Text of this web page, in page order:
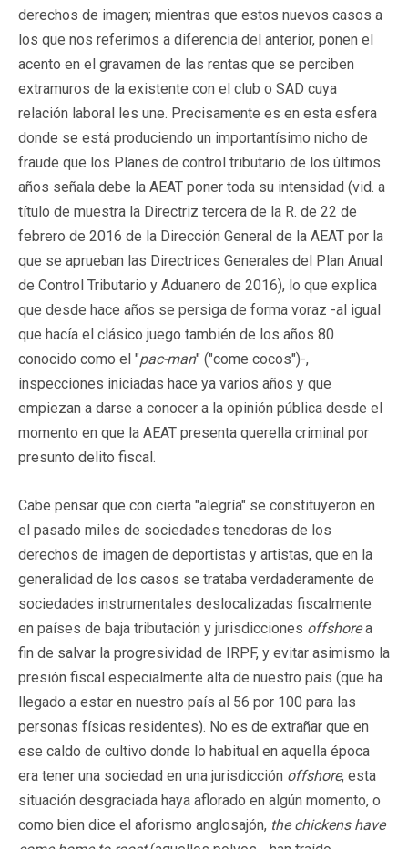
derechos de imagen; mientras que estos nuevos casos a
los que nos referimos a diferencia del anterior, ponen el
acento en el gravamen de las rentas que se perciben
extramuros de la existente con el club o SAD cuya
relación laboral les une. Precisamente es en esta esfera
donde se está produciendo un importantísimo nicho de
fraude que los Planes de control tributario de los últimos
años señala debe la AEAT poner toda su intensidad (vid. a
título de muestra la Directriz tercera de la R. de 22 de
febrero de 2016 de la Dirección General de la AEAT por la
que se aprueban las Directrices Generales del Plan Anual
de Control Tributario y Aduanero de 2016), lo que explica
que desde hace años se persiga de forma voraz -al igual
que hacía el clásico juego también de los años 80
conocido como el "pac-man" ("come cocos")-,
inspecciones iniciadas hace ya varios años y que
empiezan a darse a conocer a la opinión pública desde el
momento en que la AEAT presenta querella criminal por
presunto delito fiscal.
Cabe pensar que con cierta "alegría" se constituyeron en
el pasado miles de sociedades tenedoras de los
derechos de imagen de deportistas y artistas, que en la
generalidad de los casos se trataba verdaderamente de
sociedades instrumentales deslocalizadas fiscalmente
en países de baja tributación y jurisdicciones offshorea
fin de salvar la progresividad de IRPF, y evitar asimismo la
presión fiscal especialmente alta de nuestro país (que ha
llegado a estar en nuestro país al 56 por 100 para las
personas físicas residentes). No es de extrañar que en
ese caldo de cultivo donde lo habitual en aquella época
era tener una sociedad en una jurisdicción offshore, esta
situación desgraciada haya aflorado en algún momento, o
como bien dice el aforismo anglosajón, the chickens have